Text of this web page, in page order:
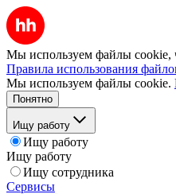
Мы используем файлы cookie,
Правила использования
Мы используем файлы cookie.
Понятно
Ищу работу
Ищу работу
Ищу работу
Ищу сотрудника
Сервисы